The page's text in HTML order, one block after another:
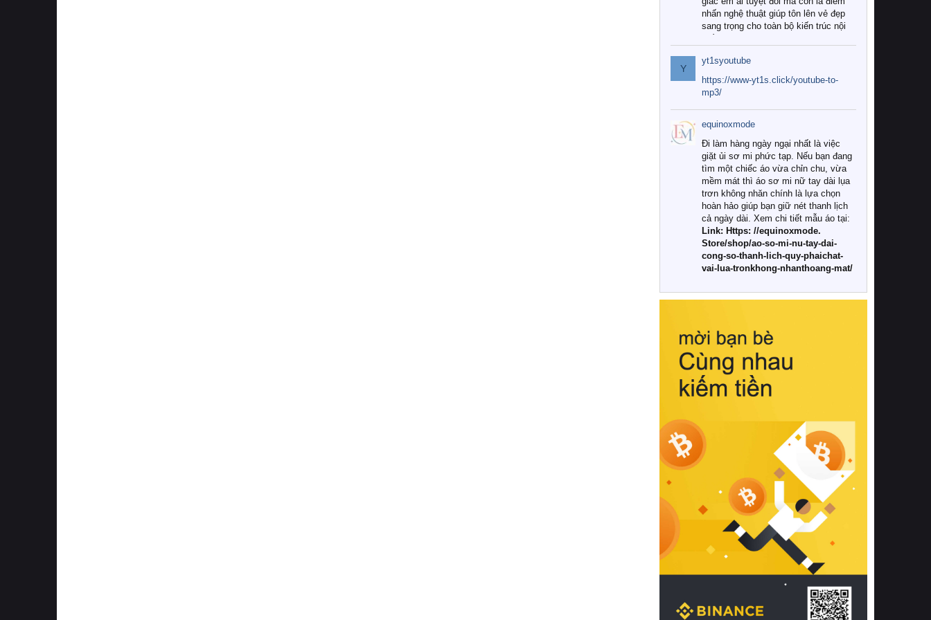
nhấn nghệ thuật giúp tôn lên vẻ đẹp
sang trọng cho toàn bộ kiến trúc nội
Tuy nhiên, giữa thị trường đa dạng
với vô vàn thương hiệu và mẫu mã
như hiện nay, làm thế nào để chọn
được những bộ chăn ga gối đệm cao
cấp thực sự chất lượng, phù hợp với
khí hậu và nhu cầu sử dụng của gia
đình? Hãy cùng chúng tôi đi tìm lời
giải đáp chi tiết qua bài viết dưới đây.
1. Tại sao các gia đình hiện đại lại ưa
chuộng chăn ga gối đệm cao cấp?
Khác với các dòng sản phẩm thông
thường, những bộ chăn ga gối đệm
cao cấp trải qua quy trình sản xuất
nghiêm ngặt từ khâu chọn lọc nguyên
liệu tự nhiên đến công nghệ dệt
nhuộm hiện đại không chứa hóa chất
này, bạn sẽ cảm nhận rõ rệt sự khác
hồi chuẩn xác của phần đệm nâng đỡ
cột sống.
Bên cạnh đó, việc lựa chọn các dòng
sản phẩm đạt chuẩn chất lượng quốc
tế còn giúp ngăn ngừa tình trạng kích
khuẩn và nấm mốc trong điều kiện
thời tiết nóng ẩm. Bạn có thể tìm hiểu
thêm các nghiên cứu khoa học về tác
động của giấc ngủ và môi trường
phòng ngủ đối với sức khỏe con
người tại Sleep Foundation (External
Link) để có cái nhìn toàn diện hơn.
2. Các tiêu chí vàng khi lựa chọn
chăn ga gối đệm cao cấp cho phòng
ngủ
Để sở hữu một bộ chăn ga gối đệm
cao cấp hoàn hảo cả về thẩm mỹ lẫn
công năng, người tiêu dùng cần cân
nhắc kỹ lưỡng các tiêu chí quan trọng
Y
yt1syoutube
https://www-yt1s.click/youtube-to-
mp3/
equinoxmode
Đi làm hàng ngày ngại nhất là việc
giặt ủi sơ mi phức tạp. Nếu bạn đang
tìm một chiếc áo vừa chỉn chu, vừa
mềm mát thì áo sơ mi nữ tay dài lụa
trơn không nhăn chính là lựa chọn
hoàn hảo giúp bạn giữ nét thanh lịch
cả ngày dài. Xem chi tiết mẫu áo tại:
Link: Https: //equinoxmode.
Store/shop/ao-so-mi-nu-tay-dai-
cong-so-thanh-lich-quy-phaichat-
vai-lua-tronkhong-nhanthoang-mat/